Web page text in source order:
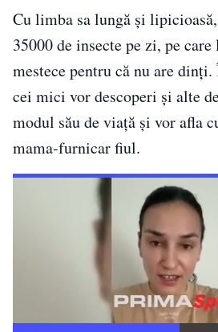
Cu limba sa lungă și
35000 de insecte pe zi, pe
mestece pentru că nu are
cei mici vor descoperi și alte
modul său de viață și vor afla
mama-furnicar fiul.